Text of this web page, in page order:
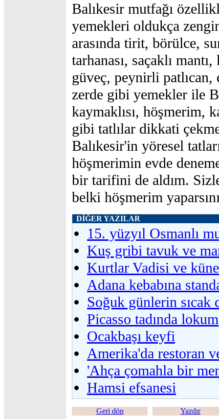
Balıkesir mutfağı
yemekleri oldukça
arasında tirit, börülce,
tarhanası, saçaklı
güveç, peynirli patlıcan,
zerde gibi yemekler ile
kaymaklısı, höşmerim,
gibi tatlılar dikkati
Balıkesir'in yöresel
höşmerimin evde
bir tarifini de aldım.
belki höşmerim
DİĞER YAZILAR
15. yüzyıl Osmanlı
Kuş gribi tavuk ve
Kurtlar Vadisi ve
Adana kebabına
Soğuk günlerin sıcak
Picasso tadında lokum
Ocakbaşı keyfi
Amerika'da restoran
'Ahça çomahla bir
Hamsi efsanesi
Geri dön Yazdır